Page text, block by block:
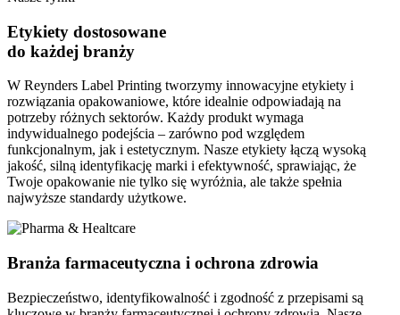
Etykiety dostosowane
do każdej branży
W Reynders Label Printing tworzymy innowacyjne etykiety i
rozwiązania opakowaniowe, które idealnie odpowiadają na
potrzeby różnych sektorów. Każdy produkt wymaga
indywidualnego podejścia – zarówno pod względem
funkcjonalnym, jak i estetycznym. Nasze etykiety łączą wysoką
jakość, silną identyfikację marki i efektywność, sprawiając, że
Twoje opakowanie nie tylko się wyróżnia, ale także spełnia
najwyższe standardy użytkowe.
Branża farmaceutyczna i ochrona zdrowia
Bezpieczeństwo, identyfikowalność i zgodność z przepisami są